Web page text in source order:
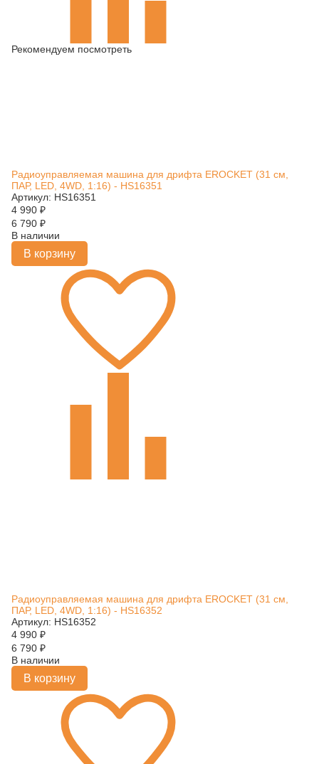
Рекомендуем посмотреть
Радиоуправляемая машина для дрифта EROCKET (31 см,
ПАР, LED, 4WD, 1:16) - HS16351
Артикул: HS16351
4 990 ₽
6 790 ₽
В наличии
В корзину
Радиоуправляемая машина для дрифта EROCKET (31 см,
ПАР, LED, 4WD, 1:16) - HS16352
Артикул: HS16352
4 990 ₽
6 790 ₽
В наличии
В корзину